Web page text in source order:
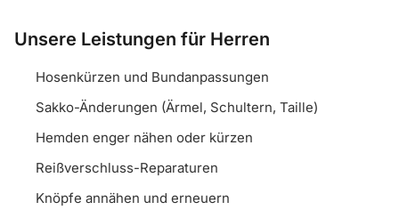
Unsere Leistungen für Herren
Hosenkürzen und Bundanpassungen
Sakko-Änderungen (Ärmel, Schultern, Taille)
Hemden enger nähen oder kürzen
Reißverschluss-Reparaturen
Knöpfe annähen und erneuern